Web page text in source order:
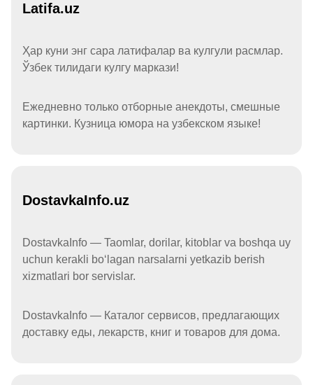
Latifa.uz
Ҳар куни энг сара латифалар ва кулгули расмлар.
Ўзбек тилидаги кулгу маркази!
Ежедневно только отборные анекдоты, смешные
картинки. Кузница юмора на узбекском языке!
DostavkaInfo.uz
DostavkaInfo — Taomlar, dorilar, kitoblar va boshqa uy
uchun kerakli boʻlagan narsalarni yetkazib berish
xizmatlari bor servislar.
DostavkaInfo — Каталог сервисов, предлагающих
доставку еды, лекарств, книг и товаров для дома.